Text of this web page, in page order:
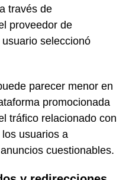
través de
proveedor de
seleccionó
parecer menor en
promocionada
tráfico relacionado con
usuarios a
cuestionables.